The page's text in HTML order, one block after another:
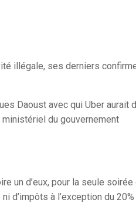
illégale, ses derniers
Daoust avec qui Uber aurait
du gouvernement
un d’eux, pour la seule soirée
d’impôts à l’exception du